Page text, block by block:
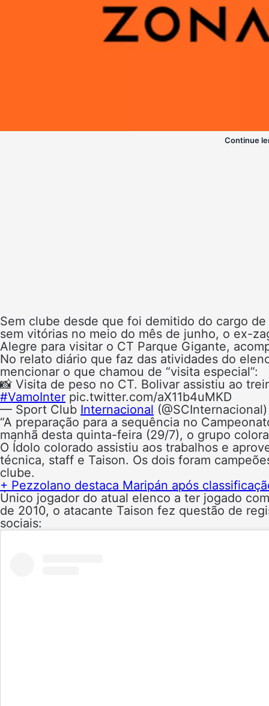
Continue
Sem clube desde que foi demitido do cargo
sem vitórias no meio do mês de junho, o ex-
Alegre para visitar o CT Parque Gigante,
No relato diário que faz das atividades do
mencionar o que chamou de “visita especial”:
📸 Visita de peso no CT. Bolivar assistiu ao
#VamoInter pic.twitter.com/aX11b4uMKD
— Sport Club Internacional (@SCInternacional)
“A preparação para a sequência no
manhã desta quinta-feira (29/7), o grupo
O Ídolo colorado assistiu aos trabalhos e
técnica, staff e Taison. Os dois foram
clube.
+ Pezzolano destaca Maripán após
Único jogador do atual elenco a ter jogado
de 2010, o atacante Taison fez questão de
sociais: